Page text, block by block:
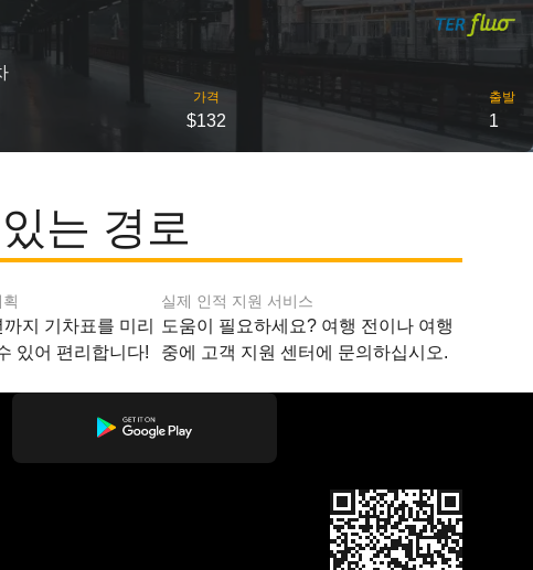
가격
$132
출발
1
는 경로
지 기차표를 미리
있어 편리합니다!
실제 인적 지원 서비스
도움이 필요하세요? 여행 전이나 여행
중에 고객 지원 센터에 문의하십시오.